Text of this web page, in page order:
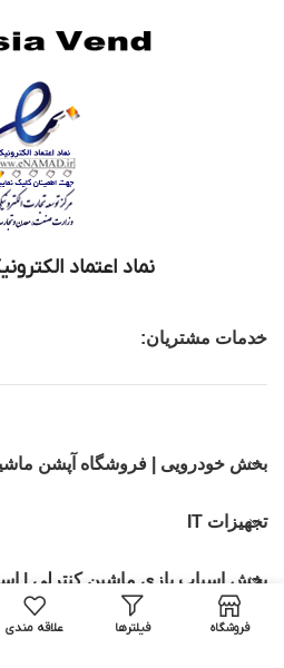
نماد اعتماد
خدمات مشتریان:
بخش خودرویی | فروشگاه آپشن
تجهیزات IT
بخش اسباب بازی ماشین کنترلی |
فروشگاه فیلترها علاقه مندی